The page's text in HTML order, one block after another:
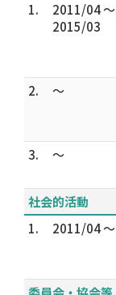
1.
2011/04 ～
2015/03
2.
～
3.
～
社会的活動
1.
2011/04 ～